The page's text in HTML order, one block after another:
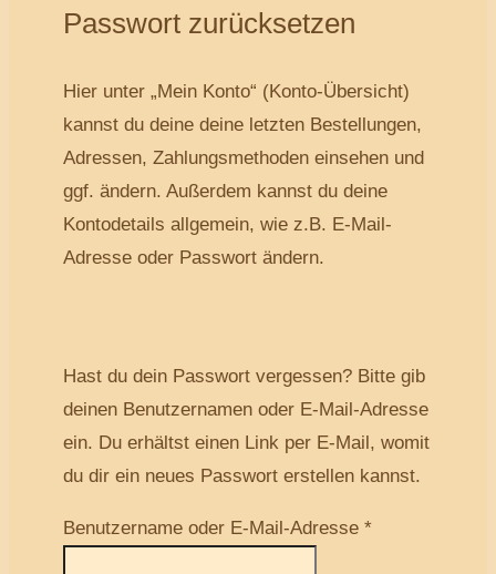
Passwort zurücksetzen
Hier unter „Mein Konto“ (Konto-Übersicht)
kannst du deine deine letzten Bestellungen,
Adressen, Zahlungsmethoden einsehen und
ggf. ändern. Außerdem kannst du deine
Kontodetails allgemein, wie z.B. E-Mail-
Adresse oder Passwort ändern.
Hast du dein Passwort vergessen? Bitte gib
deinen Benutzernamen oder E-Mail-Adresse
ein. Du erhältst einen Link per E-Mail, womit
du dir ein neues Passwort erstellen kannst.
Benutzername oder E-Mail-Adresse *